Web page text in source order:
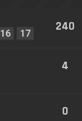
16 17 240
4
0